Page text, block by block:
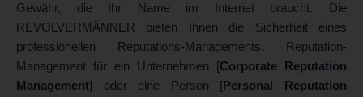
Gewähr, die Ihr Name im Internet braucht. Die
REVOLVERMÄNNER bieten Ihnen die Sicherheit eines
professionellen Reputations-Managements. Reputation-
Management für ein Unternehmen [Corporate Reputation
Management] oder eine Person [Personal Reputation